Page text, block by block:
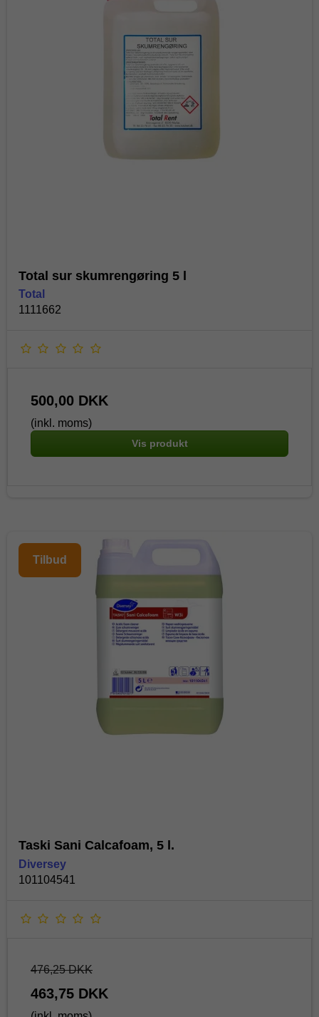
Total sur skumrengøring 5 l
Total
1111662
500,00 DKK
(inkl. moms)
Vis produkt
Tilbud
Taski Sani Calcafoam, 5 l.
Diversey
101104541
476,25 DKK
463,75 DKK